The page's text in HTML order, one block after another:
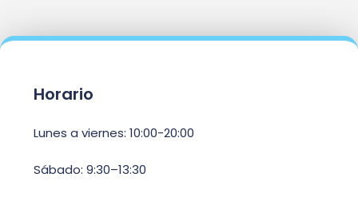
Horario
Lunes a viernes: 10:00-20:00
Sábado: 9:30–13:30